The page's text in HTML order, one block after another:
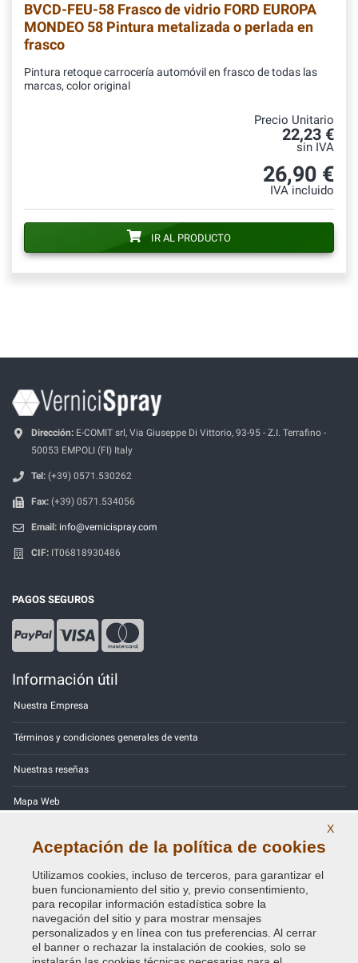
BVCD-FEU-58 Frasco de vidrio FORD EUROPA
MONDEO 58 Pintura metalizada o perlada en
frasco
Pintura retoque carrocería automóvil en frasco de todas las
marcas, color original
Precio Unitario
22,23 €
sin IVA
26,90 €
IVA incluido
IR AL PRODUCTO
Dirección: E-COMIT srl, Via Giuseppe Di Vittorio, 93-95 - Z.I. Terrafino -
50053 EMPOLI (FI) Italy
Tel: (+39) 0571.530262
Fax: (+39) 0571.534056
Email: info@vernicispray.com
CIF: IT06818930486
PAGOS SEGUROS
Información útil
Nuestra Empresa
Términos y condiciones generales de venta
Nuestras reseñas
Mapa Web
Política de Privacidad - RGPD
X
Aceptación de la política de cookies
Utilizamos cookies, incluso de terceros, para garantizar el
buen funcionamiento del sitio y, previo consentimiento,
para recopilar información estadística sobre la
navegación del sitio y para mostrar mensajes
personalizados y en línea con tus preferencias. Al cerrar
el banner o rechazar la instalación de cookies, solo se